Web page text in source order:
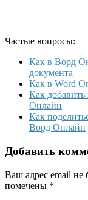
Частые вопросы:
Как в Ворд
документа
Как в Word
Как
Онлайн
Как
Ворд Онлайн
Добавить
Ваш адрес email не
помечены *